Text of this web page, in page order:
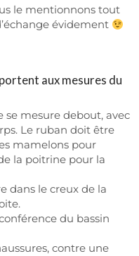
le mentionnons tout
évidement
aux mesures du
se mesure debout, avec
Le ruban doit être
mamelons pour
la poitrine pour la
dans le creux de la
du bassin
contre une